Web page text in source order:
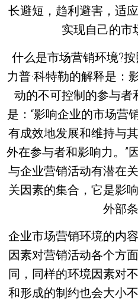
长避短，趋利避害，适
实现自己的市
什么是市场营销环境?
力普·科特勒的解释是：
动的不可控制的参与者
是：“影响企业的市场营
有成效地发展和维持与
外在参与者和影响力。”
与企业营销活动有潜在
关因素的集合，它是影
外部条
企业市场营销环境的内
因素对营销活动各个方
同，同样的环境因素对
和形成的制约也会大小